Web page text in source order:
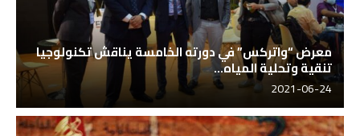
معرض “واتركس” في دورته الخامسة يناقش تكنولوجيا
تنقية وتحلية المياه...
2021-06-24